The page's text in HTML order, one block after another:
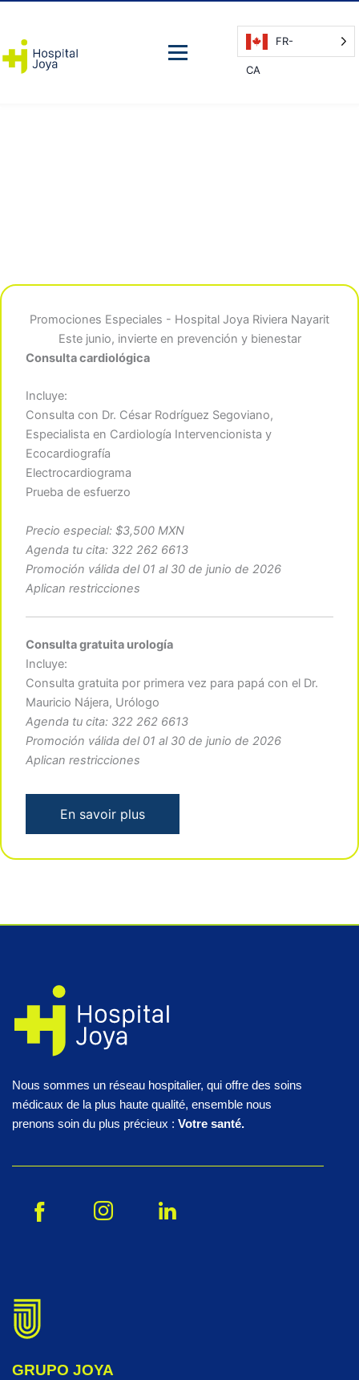
FR-
CA
Promociones Especiales - Hospital Joya Riviera Nayarit
Este junio, invierte en prevención y bienestar
Consulta cardiológica
Incluye:
Consulta con Dr. César Rodríguez Segoviano,
Especialista en Cardiología Intervencionista y
Ecocardiografía
Electrocardiograma
Prueba de esfuerzo
Precio especial: $3,500 MXN
Agenda tu cita: 322 262 6613
Promoción válida del 01 al 30 de junio de 2026
Aplican restricciones
Consulta gratuita urología
Incluye:
Consulta gratuita por primera vez para papá con el Dr.
Mauricio Nájera, Urólogo
Agenda tu cita: 322 262 6613
Promoción válida del 01 al 30 de junio de 2026
Aplican restricciones
En savoir plus
Nous sommes un réseau hospitalier, qui offre des soins
médicaux de la plus haute qualité, ensemble nous
prenons soin du plus précieux : Votre santé.
GRUPO JOYA